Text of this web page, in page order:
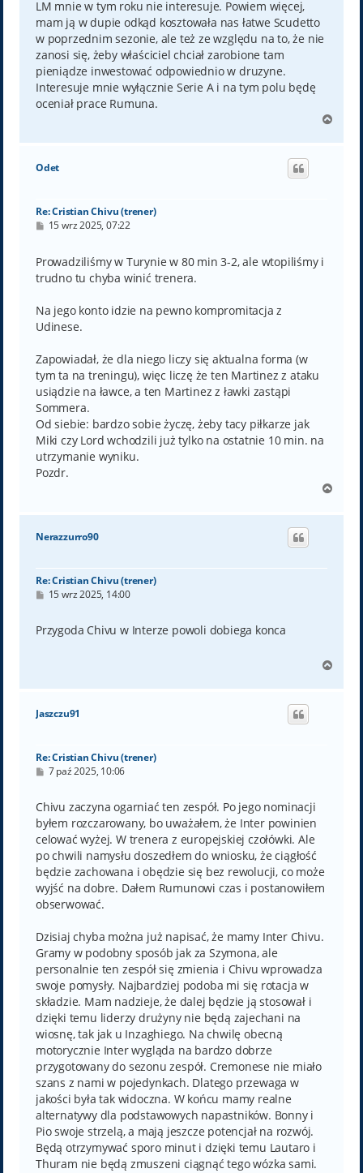
LM mnie w tym roku nie interesuje. Powiem więcej,
mam ją w dupie odkąd kosztowała nas łatwe Scudetto
w poprzednim sezonie, ale też ze względu na to, że nie
zanosi się, żeby właściciel chciał zarobione tam
pieniądze inwestować odpowiednio w druzyne.
Interesuje mnie wyłącznie Serie A i na tym polu będę
oceniał prace Rumuna.
g
Odet
Re: Cristian Chivu (trener)
P
t
15 wrz 2025, 07:22
Prowadziliśmy w Turynie w 80 min 3-2, ale wtopiliśmy i
trudno tu chyba winić trenera.
Na jego konto idzie na pewno kompromitacja z
Udinese.
Zapowiadał, że dla niego liczy się aktualna forma (w
tym ta na treningu), więc liczę że ten Martinez z ataku
usiądzie na ławce, a ten Martinez z ławki zastąpi
Sommera.
Od siebie: bardzo sobie życzę, żeby tacy piłkarze jak
Miki czy Lord wchodzili już tylko na ostatnie 10 min. na
utrzymanie wyniku.
Pozdr.
g
Nerazzurro90
Re: Cristian Chivu (trener)
P
t
15 wrz 2025, 14:00
Przygoda Chivu w Interze powoli dobiega konca
g
Jaszczu91
Re: Cristian Chivu (trener)
P
t
7 paź 2025, 10:06
Chivu zaczyna ogarniać ten zespół. Po jego nominacji
byłem rozczarowany, bo uważałem, że Inter powinien
celować wyżej. W trenera z europejskiej czołówki. Ale
po chwili namysłu doszedłem do wniosku, że ciągłość
będzie zachowana i obędzie się bez rewolucji, co może
wyjść na dobre. Dałem Rumunowi czas i postanowiłem
obserwować.
Dzisiaj chyba można już napisać, że mamy Inter Chivu.
Gramy w podobny sposób jak za Szymona, ale
personalnie ten zespół się zmienia i Chivu wprowadza
swoje pomysły. Najbardziej podoba mi się rotacja w
składzie. Mam nadzieje, że dalej będzie ją stosował i
dzięki temu liderzy drużyny nie będą zajechani na
wiosnę, tak jak u Inzaghiego. Na chwilę obecną
motorycznie Inter wygląda na bardzo dobrze
przygotowany do sezonu zespół. Cremonese nie miało
szans z nami w pojedynkach. Dlatego przewaga w
jakości była tak widoczna. W końcu mamy realne
alternatywy dla podstawowych napastników. Bonny i
Pio swoje strzelą, a mają jeszcze potencjał na rozwój.
Będą otrzymywać sporo minut i dzięki temu Lautaro i
Thuram nie będą zmuszeni ciągnąć tego wózka sami.